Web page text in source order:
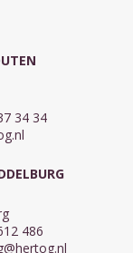
34 34
486